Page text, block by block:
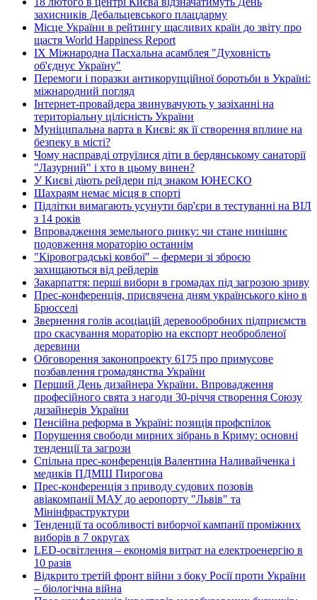
захисників Дебальцевського плацдарму
Місце України в рейтингу щасливих країн до звіту про
щастя World Happiness Report
ІХ Міжнародна Пасхальна асамблея "Духовність
об'єднує Україну"
Перемоги і поразки антикорупційної боротьби в Україні:
міжнародний погляд
Інтернет-провайдера звинувачують у зазіханні на
територіальну цілісність України
Муніципальна варта в Києві: як її створення вплине на
безпеку в місті?
Чому насправді отруїлися діти в бердянському санаторії
"Лазурний" і хто в цьому винен?
У Києві діють рейдери під знаком ЮНЕСКО
Шахраям немає місця в спорті
Підлітки вимагають усунути бар'єри в тестуванні на ВІЛ
з 14 років
Впровадження земельного ринку: чи стане нинішнє
подовження мораторію останнім
"Кіровоградські ковбої" – фермери зі зброєю
захищаються від рейдерів
Закарпаття: перші вибори в громадах під загрозою зриву
Прес-конференція, присвячена дням українського кіно в
Брюсселі
Звернення голів асоціацій деревообробних підприємств
про скасування мораторію на експорт необробленої
деревини
Обговорення законопроекту 6175 про примусове
позбавлення громадянства України
Перший День дизайнера України. Впровадження
професійного свята з нагоди 30-річчя створення Союзу
дизайнерів України
Пенсійна реформа в Україні: позиція профспілок
Порушення свободи мирних зібрань в Криму: основні
тенденції та загрози
Спільна прес-конференція Валентина Наливайченка і
медиків ПДМШ Пирогова
Прес-конференція з приводу судових позовів
авіакомпанії МАУ до аеропорту "Львів" та
Мінінфраструктури
Тенденції та особливості виборчої кампанії проміжних
виборів в 7 округах
LED-освітлення – економія витрат на електроенергію в
10 разів
Відкрито третій фронт війни з боку Росії проти України
– біологічна війна